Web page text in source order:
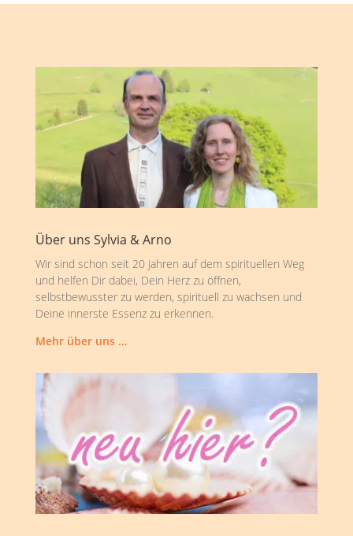
Über uns Sylvia & Arno
Wir sind schon seit 20 Jahren auf dem spirituellen Weg
und helfen Dir dabei, Dein Herz zu öffnen,
selbstbewusster zu werden, spirituell zu wachsen und
Deine innerste Essenz zu erkennen.
Mehr über uns …